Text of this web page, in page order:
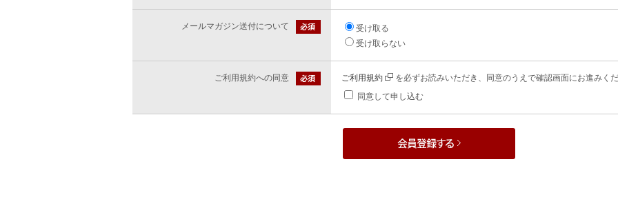
メールマガジン送付について
受け取る
受け取らない
ご利用規約への同意 ご利用規約
を必ずお読みいただき、同意のうえで確認画面にお進みく
同意して申し込む